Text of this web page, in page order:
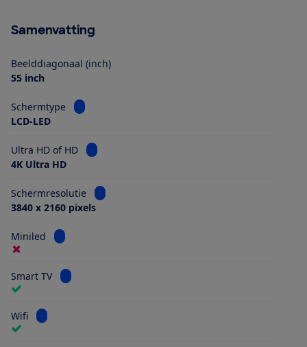
Samenvatting
Beelddiagonaal (inch)
55 inch
Schermtype
Bekijk informatie voor Schermtype
LCD-LED
Ultra HD of HD
Bekijk informatie voor Ultra HD of HD
4K Ultra HD
Schermresolutie
Bekijk informatie voor Schermresolutie
3840 x 2160 pixels
Miniled Bekijk informatie voor Miniled
Smart TV Bekijk informatie voor Smart TV
Wifi Bekijk informatie voor Wifi